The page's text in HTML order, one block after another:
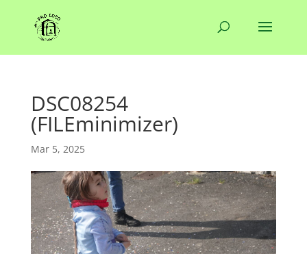
DSC08254
(FILEminimizer)
Mar 5, 2025